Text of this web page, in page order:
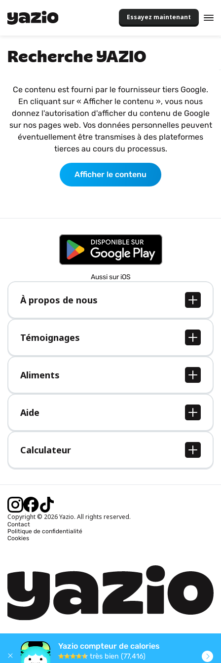
Essayez maintenant
Recherche YAZIO
Ce contenu est fourni par le fournisseur tiers Google.
En cliquant sur « Afficher le contenu », vous nous
donnez l'autorisation d'afficher du contenu de Google
sur nos pages web. Vos données personnelles peuvent
éventuellement être transmises à des plateformes
tierces au cours du processus.
Afficher le contenu
Aussi sur iOS
À propos de nous
À propos de nous
Postes
Presse
Témoignages
Tous les témoignages
Aliments
Tous les aliments
Aide
Centre d'aide
Calculateur
Calcul IMC
Calcul poids idéal
Calcul calories brûlées
Copyright © 2026 Yazio. All rights reserved.
Contact
Politique de confidentialité
Cookies
Yazio compteur de calories
très bien (77,416)